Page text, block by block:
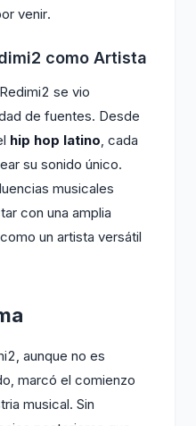
venir.
como Artista
se vio
de fuentes. Desde
hip hop latino, cada
su sonido único.
musicales
con una amplia
un artista versátil
aunque no es
marcó el comienzo
musical. Sin